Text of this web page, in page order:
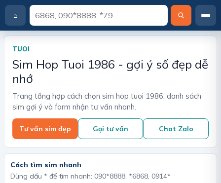
⌂
T
r
n
g
h
ủ
TUOI
Sim Hop Tuoi 1986 - gợi ý số đẹp dễ
nhớ
Trang tổng hợp cách chọn sim hop tuoi 1986, danh sách
sim gợi ý và form nhận tư vấn nhanh.
Tư vấn sim đẹp Gọi tư vấn Chat Zalo
Cách tìm sim nhanh
Dùng dấu * để tìm nhanh: 090*8888, *6868, 0914*